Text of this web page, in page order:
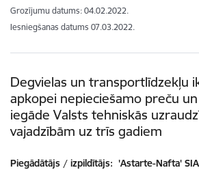
Grozījumu datums: 04.02.2022.
Iesniegšanas datums 07.03.2022.
Degvielas un transportlīdzekļu
apkopei nepieciešamo preču
iegāde Valsts tehniskās
vajadzībām uz trīs gadiem
Piegādātājs / izpildītājs: 'Astarte-Nafta' SIA